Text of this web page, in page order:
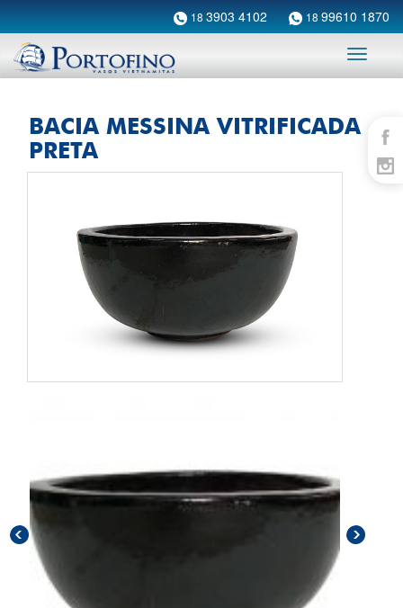
18 3903 4102 18 99610 1870
BACIA MESSINA VITRIFICADA
PRETA
prev next